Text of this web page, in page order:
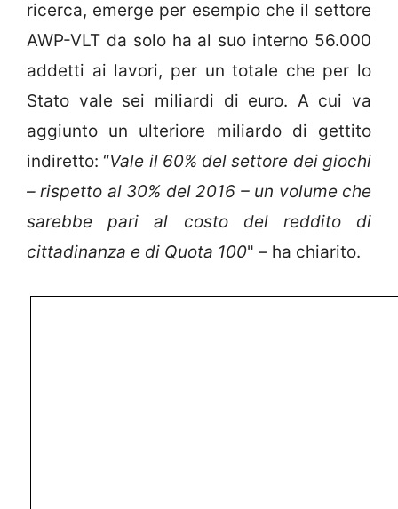
ricerca, emerge per esempio che il settore
AWP-VLT da solo ha al suo interno 56.000
addetti ai lavori, per un totale che per lo
Stato vale sei miliardi di euro. A cui va
aggiunto un ulteriore miliardo di gettito
indiretto: “Vale il 60% del settore dei giochi
– rispetto al 30% del 2016 – un volume che
sarebbe pari al costo del reddito di
cittadinanza e di Quota 100" – ha chiarito.